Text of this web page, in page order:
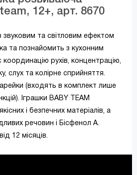
12+, арт. 8670
звуковим та світловим ефектом
та познайомить з кухонним
рухів, концентрацію,
слух та колірне сприйняття.
(входять в комплект лише
Іграшки BABY TEAM
і безпечних матеріалів, а
речовин і Бісфенол А.
12 місяців.